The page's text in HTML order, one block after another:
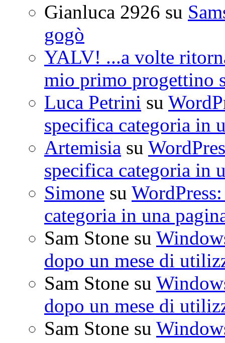
Gianluca 2926 su
gogò
YALV! ...a volte
mio primo progettino
Luca Petrini su
specifica categoria in
Artemisia su
specifica categoria in
Simone su
categoria in una
Sam Stone su
dopo un mese di
Sam Stone su
dopo un mese di
Sam Stone su